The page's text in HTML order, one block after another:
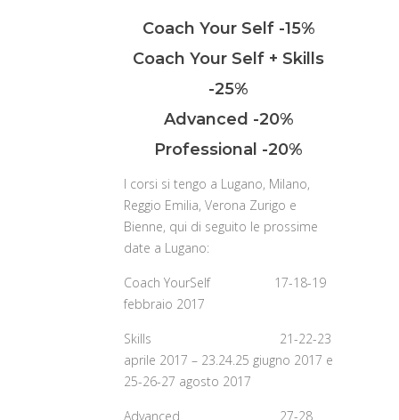
Coach Your Self -15%
Coach Your Self + Skills
-25%
Advanced -20%
Professional -20%
I corsi si tengo a Lugano, Milano,
Reggio Emilia, Verona Zurigo e
Bienne, qui di seguito le prossime
date a Lugano:
Coach YourSelf 17-18-19
febbraio 2017
Skills 21-22-23
aprile 2017 – 23.24.25 giugno 2017 e
25-26-27 agosto 2017
Advanced 27-28